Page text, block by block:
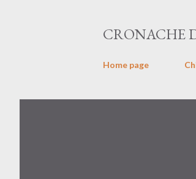
CRONACHE
Home page